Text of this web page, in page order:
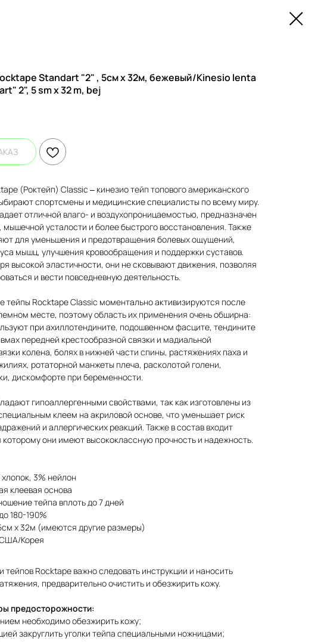
Standart "2" , 5см х 32м, бежевый/Kinesio lenta
2", 5 sm x 32 m, bej
(Роктейп) Classic – кинезио тейп топового американского
спортсмены и медицинские специалисты по всему миру.
отличной влаго- и воздухопроницаемостью, предназначен
мышечной усталости и более быстрого восстановления. Также
для уменьшения и предотвращения болевых ощущений,
мышц, улучшения кровообращения и поддержки суставов.
высокой эластичности, они не сковывают движения, позволяя
и вести повседневную деятельность.
тейпы Rocktape Classic моментально активизируются после
месте, поэтому область их применения очень обширна:
при ахиллотендините, подошвенном фасците, тендините
передней крестообразной связки и мадиальной
колена, болях в нижней части спины, растяжениях паха и
ротаторной манжеты плеча, расколотой голени,
дискомфорте при беременности.
гипоаллергенными свойствами, так как изготовлены из
клеем на акриловой основе, что уменьшает риск
и аллергических реакций. Также в состав входит
которому они имеют высококлассную прочность и надежность.
3% нейлон
клеевая основа
тейпа вплоть до 7 дней
180-190%
х 32м (имеются другие размеры)
Корея
тейпов Rocktape важно следовать инструкции и наносить
предварительно очистить и обезжирить кожу.
предосторожности:
необходимо обезжирить кожу;
закруглить уголки тейпа специальными ножницами;